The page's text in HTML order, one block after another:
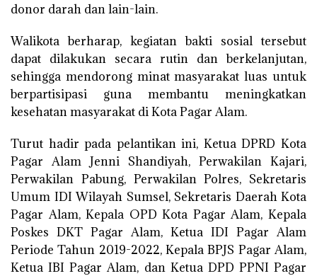
donor darah dan lain-lain.
Walikota berharap, kegiatan bakti sosial tersebut
dapat dilakukan secara rutin dan berkelanjutan,
sehingga mendorong minat masyarakat luas untuk
berpartisipasi guna membantu meningkatkan
kesehatan masyarakat di Kota Pagar Alam.
Turut hadir pada pelantikan ini, Ketua DPRD Kota
Pagar Alam Jenni Shandiyah, Perwakilan Kajari,
Perwakilan Pabung, Perwakilan Polres, Sekretaris
Umum IDI Wilayah Sumsel, Sekretaris Daerah Kota
Pagar Alam, Kepala OPD Kota Pagar Alam, Kepala
Poskes DKT Pagar Alam, Ketua IDI Pagar Alam
Periode Tahun 2019-2022, Kepala BPJS Pagar Alam,
Ketua IBI Pagar Alam, dan Ketua DPD PPNI Pagar